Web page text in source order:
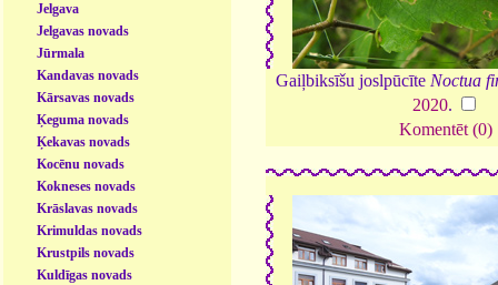
Jelgava
Jelgavas novads
Jūrmala
Kandavas novads
Kārsavas novads
Ķeguma novads
Ķekavas novads
Kocēnu novads
Kokneses novads
Krāslavas novads
Krimuldas novads
Krustpils novads
Kuldīgas novads
Gaiļbiksīšu joslpūcīte Noctua
2020.
Komentēt (0)